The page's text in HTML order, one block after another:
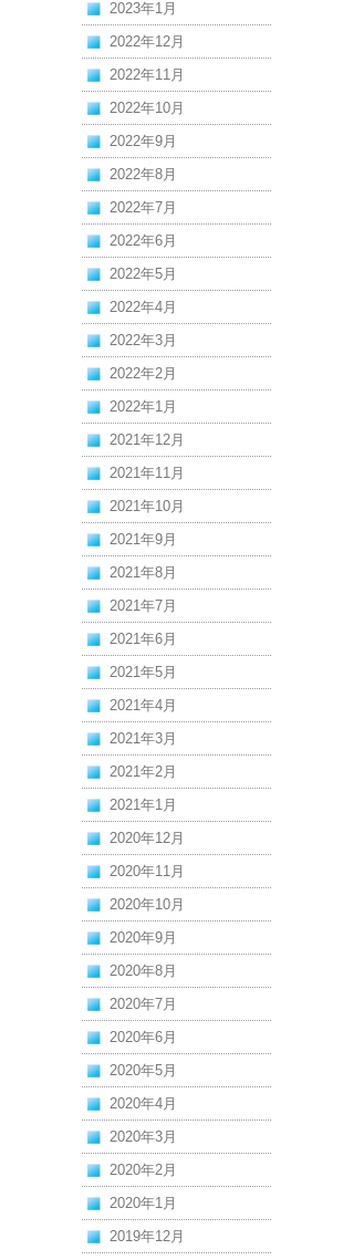
2023年1月
2022年12月
2022年11月
2022年10月
2022年9月
2022年8月
2022年7月
2022年6月
2022年5月
2022年4月
2022年3月
2022年2月
2022年1月
2021年12月
2021年11月
2021年10月
2021年9月
2021年8月
2021年7月
2021年6月
2021年5月
2021年4月
2021年3月
2021年2月
2021年1月
2020年12月
2020年11月
2020年10月
2020年9月
2020年8月
2020年7月
2020年6月
2020年5月
2020年4月
2020年3月
2020年2月
2020年1月
2019年12月